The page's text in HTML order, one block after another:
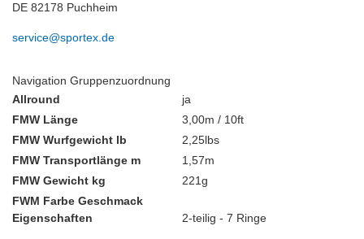
DE 82178 Puchheim
service@sportex.de
Navigation Gruppenzuordnung
Allround
ja
FMW Länge
3,00m / 10ft
FMW Wurfgewicht lb
2,25lbs
FMW Transportlänge m
1,57m
FMW Gewicht kg
221g
FWM Farbe Geschmack
Eigenschaften
2-teilig - 7 Ringe